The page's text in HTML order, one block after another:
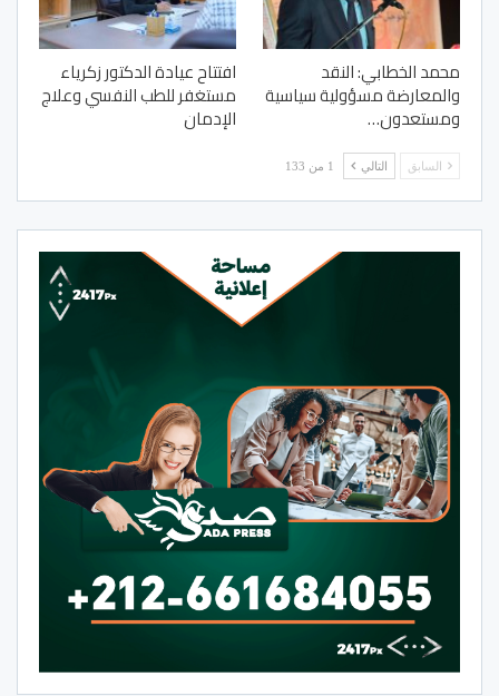
محمد الخطابي: النقد
والمعارضة مسؤولية سياسية
ومستعدون…
افتتاح عيادة الدكتور زكرياء
مستغفر للطب النفسي وعلاج
الإدمان
السابق التالي 1 من 133